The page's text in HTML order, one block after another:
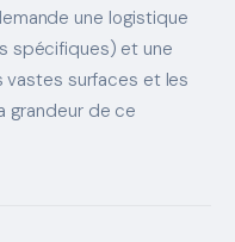
une logistique
spécifiques) et une
surfaces et les
grandeur de ce